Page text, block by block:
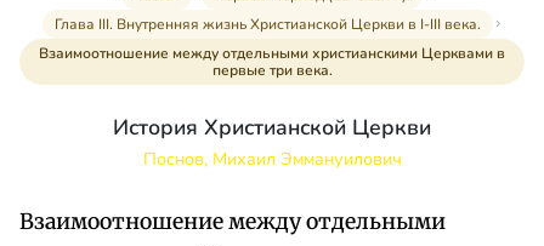
Глава III. Внутренняя жизнь Христианской Церкви в I-III века.
Взаимоотношение между отдельными христианскими Церквами в
первые три века.
История Христианской Церкви
Поснов, Михаил Эммануилович
Взаимоотношение между отдельными